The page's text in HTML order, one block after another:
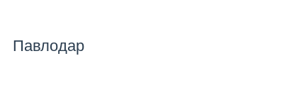
Павлодар